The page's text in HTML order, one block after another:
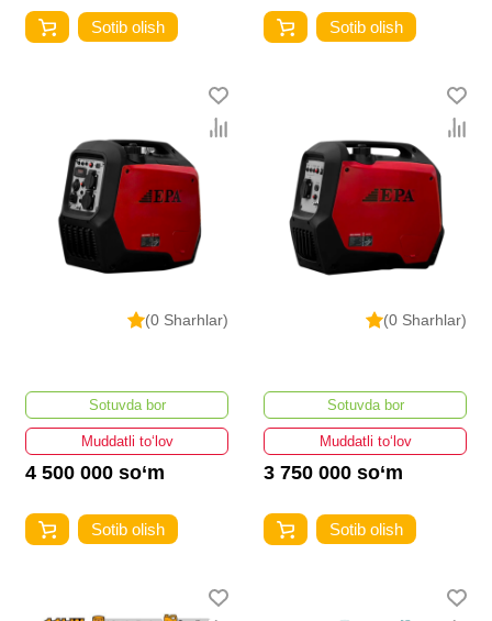
Sotib olish Sotib olish
(0 Sharhlar)
Sotuvda bor
Muddatli to‘lov
4 500 000 so‘m
Sotib olish
(0 Sharhlar)
Sotuvda bor
Muddatli to‘lov
3 750 000 so‘m
Sotib olish